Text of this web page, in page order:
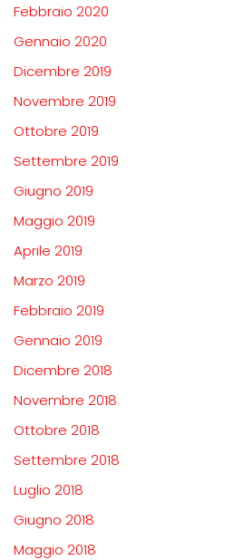
Febbraio 2020
Gennaio 2020
Dicembre 2019
Novembre 2019
Ottobre 2019
Settembre 2019
Giugno 2019
Maggio 2019
Aprile 2019
Marzo 2019
Febbraio 2019
Gennaio 2019
Dicembre 2018
Novembre 2018
Ottobre 2018
Settembre 2018
Luglio 2018
Giugno 2018
Maggio 2018